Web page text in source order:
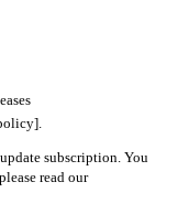
subscription. You
read our